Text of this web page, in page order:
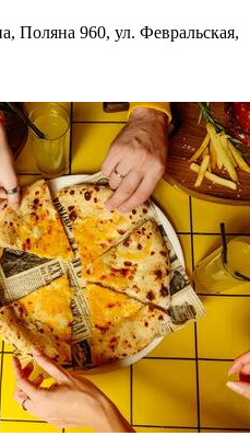
Поляна 960, ул. Февральская,